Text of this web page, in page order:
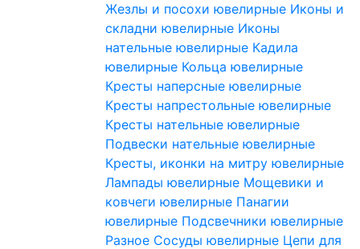
Жезлы и посохи ювелирные Иконы и
складни ювелирные Иконы
нательные ювелирные Кадила
ювелирные Кольца ювелирные
Кресты наперсные ювелирные
Кресты напрестольные ювелирные
Кресты нательные ювелирные
Подвески нательные ювелирные
Кресты, иконки на митру ювелирные
Лампады ювелирные Мощевики и
ковчеги ювелирные Панагии
ювелирные Подсвечники ювелирные
Разное Сосуды ювелирные Цепи для